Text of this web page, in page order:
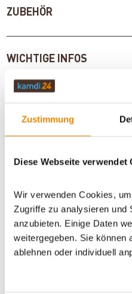
Zustimmung
Diese Webseite verwendet
Wir verwenden Cookies,
Zugriffe zu analysieren und
anzubieten. Einige Daten
weitergegeben. Sie können
ablehnen oder individuell
ZUBEHÖR
WICHTIGE INFOS
Entlüftung|
ZUBEHÖR